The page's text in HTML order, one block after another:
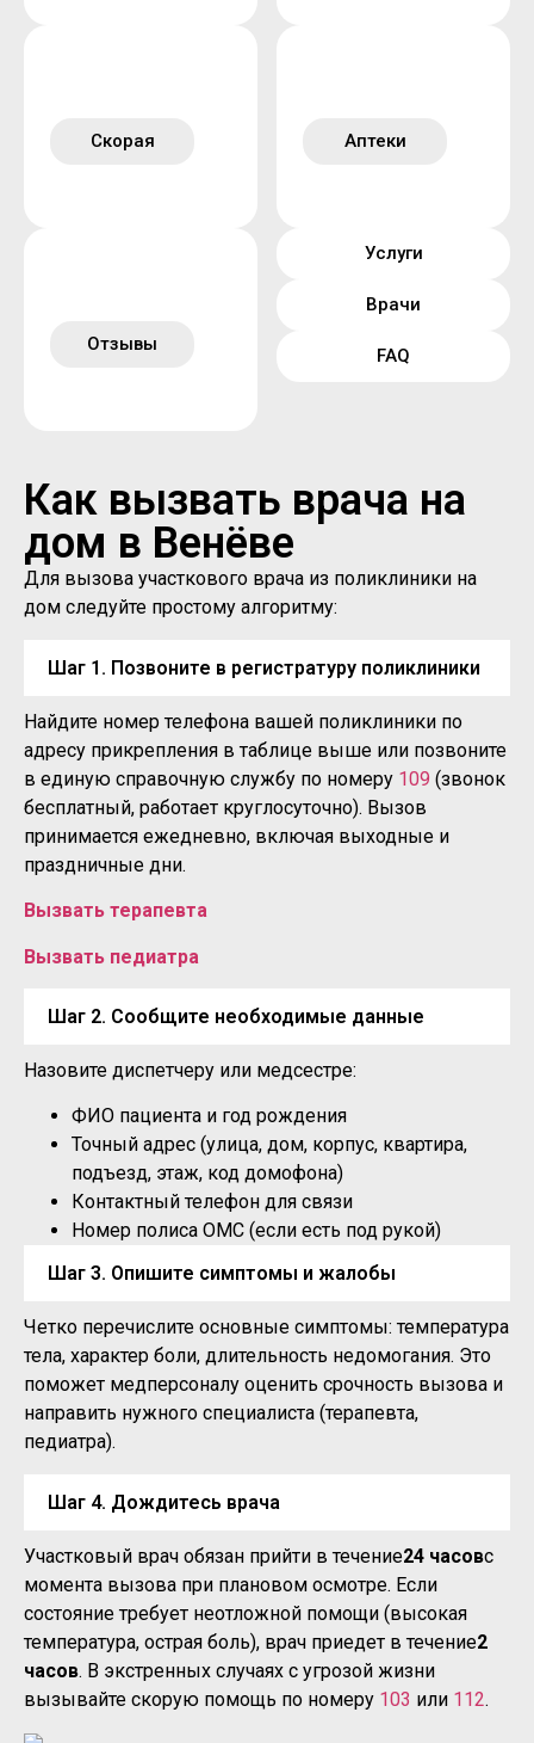
Скорая Аптеки
Отзывы
Услуги
Врачи
FAQ
Как вызвать врача на
дом в Венёве
Для вызова участкового врача из поликлиники на
дом следуйте простому алгоритму:
Шаг 1. Позвоните в регистратуру поликлиники
Найдите номер телефона вашей поликлиники по
адресу прикрепления в таблице выше или позвоните
в единую справочную службу по номеру 109 (звонок
бесплатный, работает круглосуточно). Вызов
принимается ежедневно, включая выходные и
праздничные дни.
Вызвать терапевта
Вызвать педиатра
Шаг 2. Сообщите необходимые данные
Назовите диспетчеру или медсестре:
ФИО пациента и год рождения
Точный адрес (улица, дом, корпус, квартира,
подъезд, этаж, код домофона)
Контактный телефон для связи
Номер полиса ОМС (если есть под рукой)
Шаг 3. Опишите симптомы и жалобы
Четко перечислите основные симптомы: температура
тела, характер боли, длительность недомогания. Это
поможет медперсоналу оценить срочность вызова и
направить нужного специалиста (терапевта,
педиатра).
Шаг 4. Дождитесь врача
Участковый врач обязан прийти в течение24 часовс
момента вызова при плановом осмотре. Если
состояние требует неотложной помощи (высокая
температура, острая боль), врач приедет в течение2
часов. В экстренных случаях с угрозой жизни
вызывайте скорую помощь по номеру 103 или 112.